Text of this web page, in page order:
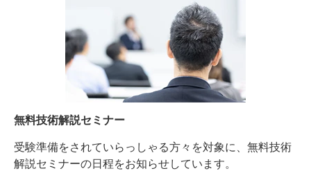
無料技術解説セミナー
受験準備をされていらっしゃる方々を対象に、無料技術
解説セミナーの日程をお知らせしています。